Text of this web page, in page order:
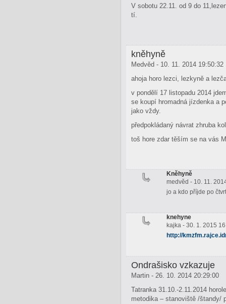
V sobotu 22.11. od 9 do
tí.
kněhyně
Medvěd - 10. 11. 2014 19:50:32
ahoja horo lezci, lezkyně a
v pondělí 17 listopadu 2014
se koupí hromadná jízdenka a
jako vždy.
předpokládaný návrat zhruba
toš hore zdar těším se na vás
Kněhyně
medvěd - 10. 11.
jo a kdo příjde po
knehyne
kajka - 30. 1. 2015
http://
Ondrašisko vzkazuje
Martin - 26. 10. 2014 20:29:00
Tatranka 31.10.-2.11.2014
metodika – stanoviště /štandy/